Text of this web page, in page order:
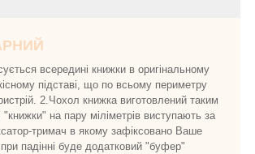
всередині книжки в оригінальному
підставі, що по всьому периметру
2.Чохол книжка виготовлений таким
на пару міліметрів виступають за
тримач в якому зафіксовано Ваше
при падінні буде додатковий "буфер"